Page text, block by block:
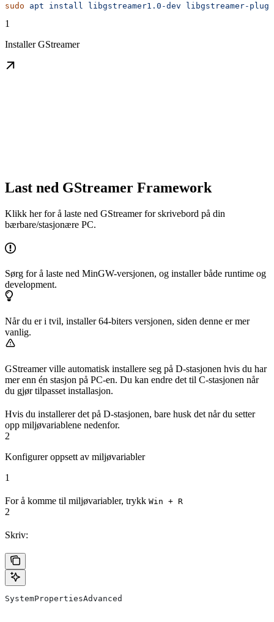
sudo apt install libgstreamer1.0-dev libgstreamer-
1
Installer GStreamer
Last ned GStreamer Framework
Klikk her for å laste ned GStreamer for skrivebord på din
bærbare/stasjonære PC.
Sørg for å laste ned MinGW-versjonen, og installer både runtime og
development.
Når du er i tvil, installer 64-biters versjonen, siden denne er mer
vanlig.
GStreamer ville automatisk installere seg på D-stasjonen hvis du har
mer enn én stasjon på PC-en. Du kan endre det til C-stasjonen når
du gjør tilpasset installasjon.
Hvis du installerer det på D-stasjonen, bare husk det når du setter
opp miljøvariablene nedenfor.
2
Konfigurer oppsett av miljøvariabler
1
For å komme til miljøvariabler, trykk Win + R
2
Skriv:
SystemPropertiesAdvanced